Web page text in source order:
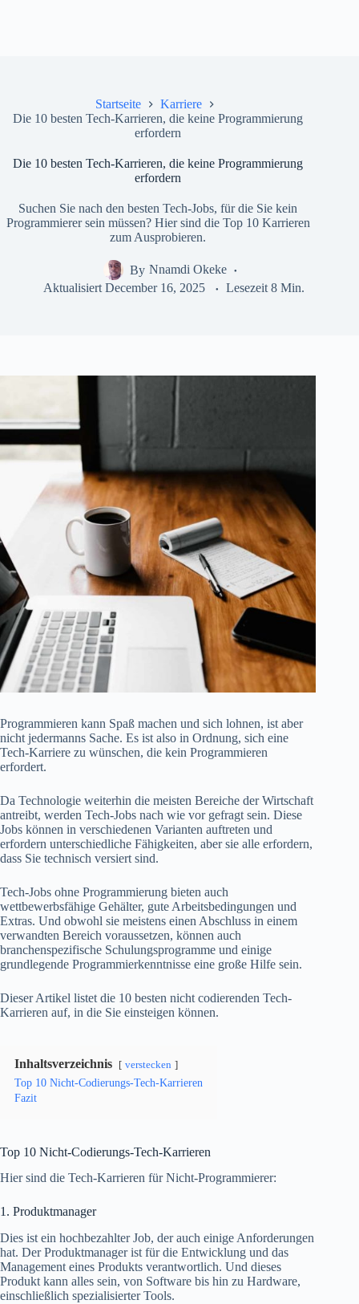
Startseite
Karriere
Die 10 besten Tech-Karrieren, die keine Programmierung
erfordern
Die 10 besten Tech-Karrieren, die keine Programmierung
erfordern
Suchen Sie nach den besten Tech-Jobs, für die Sie kein
Programmierer sein müssen? Hier sind die Top 10 Karrieren
zum Ausprobieren.
By Nnamdi Okeke
Aktualisiert December 16, 2025 Lesezeit 8 Min.
Programmieren kann Spaß machen und sich lohnen, ist aber
nicht jedermanns Sache. Es ist also in Ordnung, sich eine
Tech-Karriere zu wünschen, die kein Programmieren
erfordert.
Da Technologie weiterhin die meisten Bereiche der Wirtschaft
antreibt, werden Tech-Jobs nach wie vor gefragt sein. Diese
Jobs können in verschiedenen Varianten auftreten und
erfordern unterschiedliche Fähigkeiten, aber sie alle erfordern,
dass Sie technisch versiert sind.
Tech-Jobs ohne Programmierung bieten auch
wettbewerbsfähige Gehälter, gute Arbeitsbedingungen und
Extras. Und obwohl sie meistens einen Abschluss in einem
verwandten Bereich voraussetzen, können auch
branchenspezifische Schulungsprogramme und einige
grundlegende Programmierkenntnisse eine große Hilfe sein.
Dieser Artikel listet die 10 besten nicht codierenden Tech-
Karrieren auf, in die Sie einsteigen können.
Inhaltsverzeichnis verstecken
Top 10 Nicht-Codierungs-Tech-Karrieren
Fazit
Top 10 Nicht-Codierungs-Tech-Karrieren
Hier sind die Tech-Karrieren für Nicht-Programmierer:
1. Produktmanager
Dies ist ein hochbezahlter Job, der auch einige Anforderungen
hat. Der Produktmanager ist für die Entwicklung und das
Management eines Produkts verantwortlich. Und dieses
Produkt kann alles sein, von Software bis hin zu Hardware,
einschließlich spezialisierter Tools.